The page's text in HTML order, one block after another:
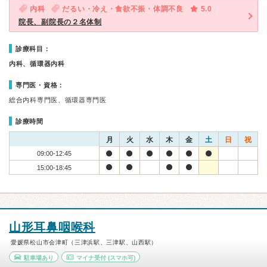
内科 だるい・冷え・食欲不振・体調不良
5.0
院長、副院長の２名体制
診療科目：
内科、循環器内科
専門医・資格：
総合内科専門医、循環器専門医
診療時間
月 火 水 木 金 土 日 祝
09:00-12:45
15:00-18:45
山形耳鼻咽喉科
愛媛県松山市会津町（三津浜駅、三津駅、山西駅）
駐車場あり マイナ受付(スマホ可)